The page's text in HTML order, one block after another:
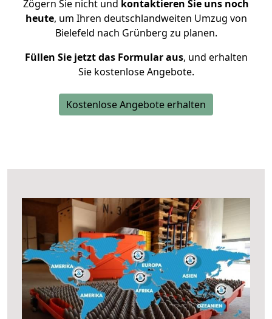
Zögern Sie nicht und kontaktieren Sie uns noch
heute, um Ihren deutschlandweiten Umzug von
Bielefeld nach Grünberg zu planen.
Füllen Sie jetzt das Formular aus, und erhalten
Sie kostenlose Angebote.
Kostenlose Angebote erhalten